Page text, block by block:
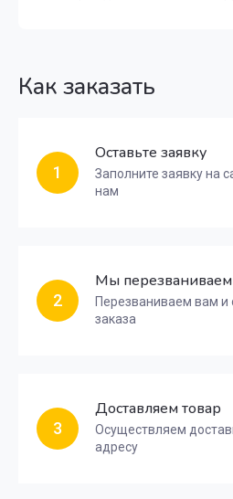
Как заказать
1
Оставьте заявку
Заполните заявку на
нам
2
Мы перезваниваем
Перезваниваем вам и
заказа
3
Доставляем товар
Осуществляем
адресу